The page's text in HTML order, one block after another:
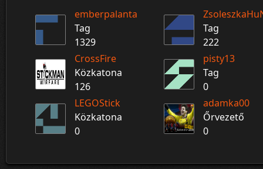
emberpalanta
Tag
1329
Tag
222
CrossFire
Közkatona
126
pisty13
Tag
0
LEGOStick
Közkatona
0
adamka00
Őrvezető
0